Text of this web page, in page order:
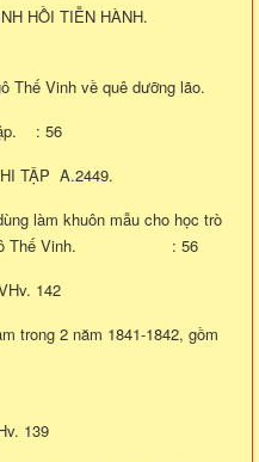
HỒI TIỄN HÀNH.
Vinh về quê dưỡng lão.
: 56
TẬP A.2449.
làm khuôn mẫu cho học trò
Ngô Thế Vinh. : 56
142
trong 2 năm 1841-1842, gồm
hoài,...
139